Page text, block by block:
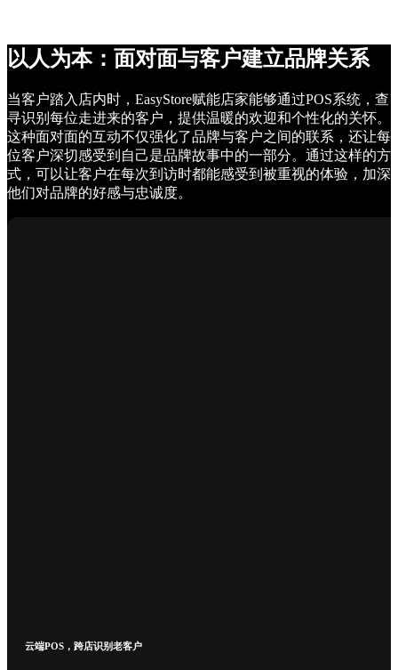
以人为本：面对面与客户建立品牌关系
当客户踏入店内时，EasyStore赋能店家能够通过POS系统，查
寻识别每位走进来的客户，提供温暖的欢迎和个性化的关怀。
这种面对面的互动不仅强化了品牌与客户之间的联系，还让每
位客户深切感受到自己是品牌故事中的一部分。通过这样的方
式，可以让客户在每次到访时都能感受到被重视的体验，加深
他们对品牌的好感与忠诚度。
云端POS，跨店识别老客户